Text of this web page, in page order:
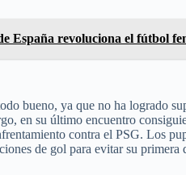
España revoluciona el fútbol
bueno, ya que no ha logrado
en su último encuentro
contra el PSG. Los
de gol para evitar su primera